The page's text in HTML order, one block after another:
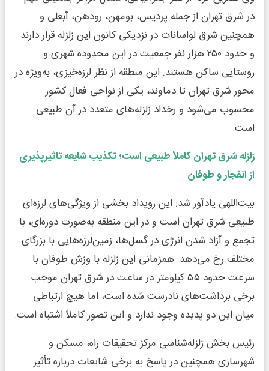
در شرق تهران از جمله پردیس، بومهن، رودهن، آبعلی و
همچنین شرق لواسانات در نزدیکی کانون این زلزله قرار دارند
و حدود ۲۵۰ هزار نفر جمعیت در این محدوده شهری و
روستایی ساکن هستند. این منطقه از نظر لرزه‌خیزی، به‌ویژه در
محور شرق تهران تا دماوند، یکی از نواحی فعال کشور
محسوب می‌شود و رخداد زلزله‌های متعدد در آن طبیعی
است.
زلزله شرق تهران کاملاً طبیعی است؛ تکذیب شایعه تاثیرپذیری
از انفجار و طوفان
بیت‌اللهی یادآور شد: این رویداد بخشی از ویژگی‌های لرزه‌ای
طبیعی شرق تهران است و در این منطقه به‌صورت دوره‌ای، با
تجمع و آزاد شدن انرژی در گسل‌ها، زمین‌لرزه‌هایی با بزرگای
مختلف رخ می‌دهد. همزمانی این زلزله با وزش طوفان با
سرعت حدود ۵۵ کیلومتر در ساعت در شرق تهران موجب
برخی برداشت‌های نادرست شده است، اما هیچ ارتباطی
میان این دو پدیده وجود ندارد و این تصور کاملاً اشتباه است.
رئیس بخش زلزله‌شناسی مرکز تحقیقات راه، مسکن و
شهرسازی همچنین در پاسخ به برخی شایعات درباره تأثیر